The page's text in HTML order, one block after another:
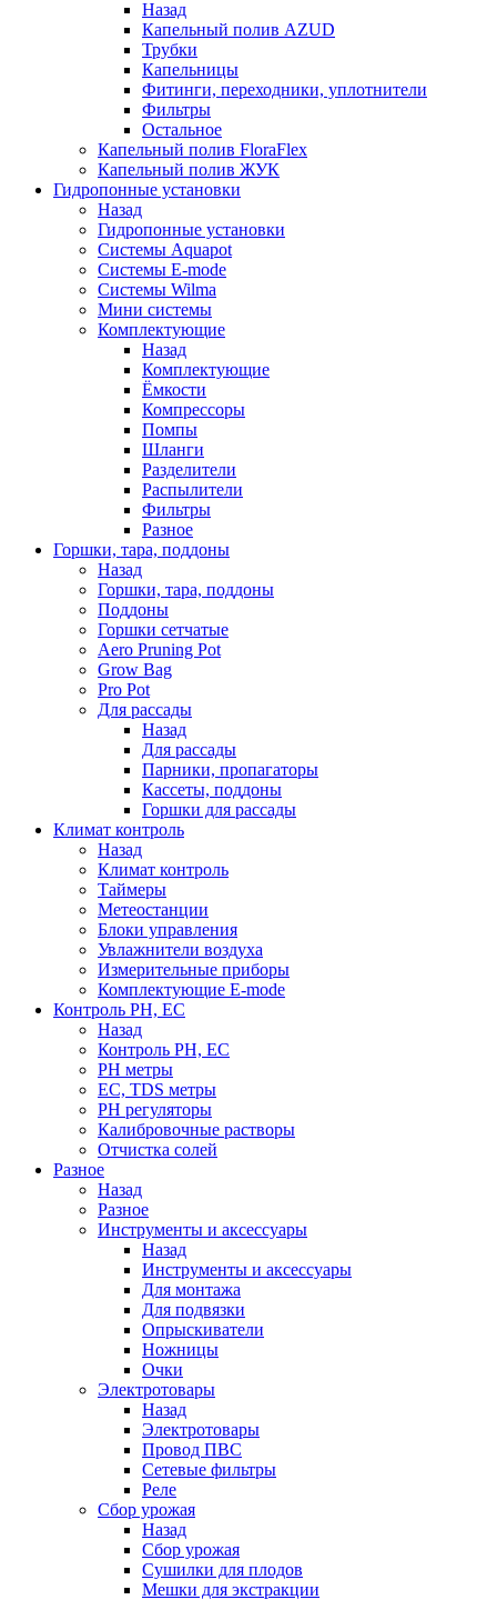
Назад
Капельный полив AZUD
Трубки
Капельницы
Фитинги, переходники, уплотнители
Фильтры
Остальное
Капельный полив FloraFlex
Капельный полив ЖУК
Гидропонные установки
Назад
Гидропонные установки
Системы Aquapot
Системы E-mode
Системы Wilma
Мини системы
Комплектующие
Назад
Комплектующие
Ёмкости
Компрессоры
Помпы
Шланги
Разделители
Распылители
Фильтры
Разное
Горшки, тара, поддоны
Назад
Горшки, тара, поддоны
Поддоны
Горшки сетчатые
Aero Pruning Pot
Grow Bag
Pro Pot
Для рассады
Назад
Для рассады
Парники, пропагаторы
Кассеты, поддоны
Горшки для рассады
Климат контроль
Назад
Климат контроль
Таймеры
Метеостанции
Блоки управления
Увлажнители воздуха
Измерительные приборы
Комплектующие E-mode
Контроль PH, EC
Назад
Контроль PH, EC
PH метры
EC, TDS метры
PH регуляторы
Калибровочные растворы
Отчистка солей
Разное
Назад
Разное
Инструменты и аксессуары
Назад
Инструменты и аксессуары
Для монтажа
Для подвязки
Опрыскиватели
Ножницы
Очки
Электротовары
Назад
Электротовары
Провод ПВС
Сетевые фильтры
Реле
Сбор урожая
Назад
Сбор урожая
Сушилки для плодов
Мешки для экстракции